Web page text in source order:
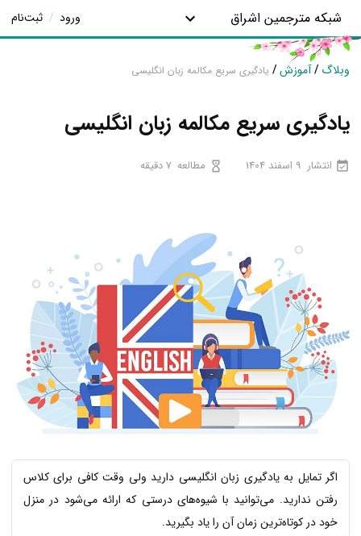
شبکه مترجمین اشراق ورود / ثبت‌نام
وبلاگ /آموزش/ یادگیری سریع مکالمه زبان انگلیسی
یادگیری سریع مکالمه زبان انگلیسی
انتشار 9 اسفند 1404 مطالعه 7 دقیقه
اگر تمایل به یادگیری زبان انگلیسی دارید ولی وقت کافی برای کلاس
رفتن ندارید. می‌توانید با شیوه‌های درستی که ارائه می‌شود در منزل
خود در کوتاه‌ترین زمان آن را یاد بگیرید.